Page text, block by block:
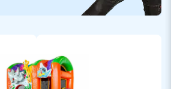
jaar mensen wereldwijd een gat in de
wijze! Klanten zijn verzekerd
service en levering. Zij noemen ons